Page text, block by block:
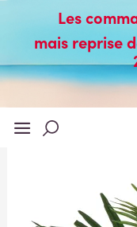
Les
mais reprise